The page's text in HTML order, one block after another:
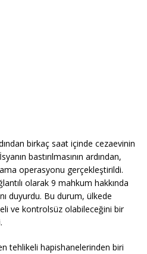
birkaç saat içinde cezaevinin
bastırılmasının ardından,
operasyonu gerçekleştirildi.
olarak 9 mahkum hakkında
duyurdu. Bu durum, ülkede
ve kontrolsüz olabileceğini bir
tehlikeli hapishanelerinden biri